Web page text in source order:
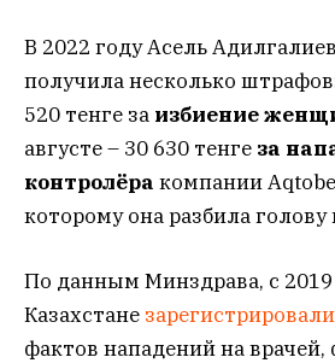
В 2022 году Асель
получила несколько
520 тенге за избиение
августе – 30 630 тенге за
контролёра компании
которому она разбила голову
По данным Минздрава, с 2019
Казахстане зарегистрировали
фактов нападений на